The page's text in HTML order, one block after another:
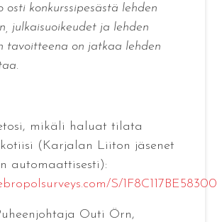
konkurssipesästä lehden
julkaisuoikeudet ja lehden
tavoitteena on jatkaa lehden
mikäli haluat tilata
(Karjalan Liiton jäsenet
automaattisesti):
S/
Outi Örn,